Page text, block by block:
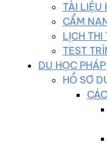
TÀI LIỆU
CẨM
LỊCH THI
TEST
DU HỌC PHÁP
HỒ SƠ